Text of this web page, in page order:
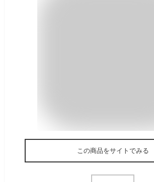
この商品をサイトでみる